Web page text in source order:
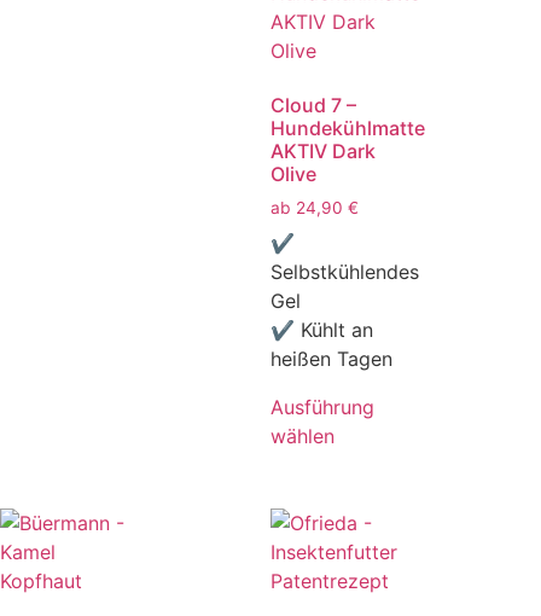
Cloud 7 –
Hundekühlmatte
AKTIV Dark
Olive
ab 24,90 €
✔
Selbstkühlendes
Gel
✔ Kühlt an
heißen Tagen
Ausführung
wählen